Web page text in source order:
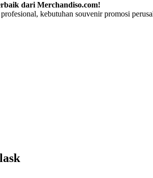
dari Merchandiso.com!
kebutuhan souvenir promosi